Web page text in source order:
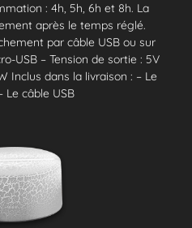
: 4h, 5h, 6h et 8h. La
après le temps réglé.
par câble USB ou sur
USB – Tension de sortie : 5V
Inclus dans la livraison : – Le
Le câble USB